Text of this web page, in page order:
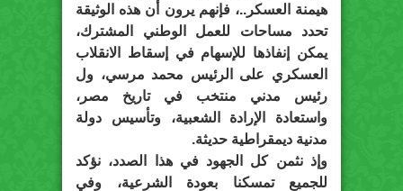
هيمنة العسكر..، فإنهم يرون أن هذه الوثيقة
تحدد مساحات للعمل الوطني المشترك،
يمكن إنفاذها للإسهام في إسقاط الانقلاب
العسكري على الرئيس محمد مرسي، ول
رئيس مدني منتخب في تاريخ مصر،
واستعادة الإرادة الشعبية، وتأسيس دولة
مدنية ديمقراطية حديثة.
وإذ نثمن كل الجهود في هذا الصدد، نؤكد
للجميع تمسكنا بعودة الشرعية، وفي